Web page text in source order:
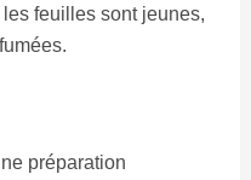
feuilles sont jeunes,
préparation